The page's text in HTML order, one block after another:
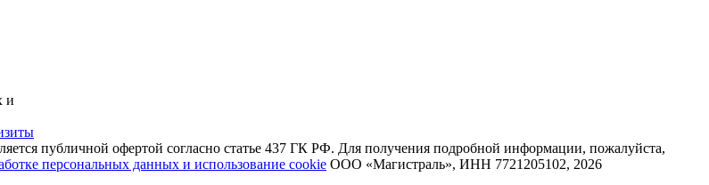
и
публичной офертой согласно статье 437 ГК РФ. Для получения подробной информации, пожалуйста,
персональных данных и использование сookie ООО «Магистраль», ИНН 7721205102, 2026